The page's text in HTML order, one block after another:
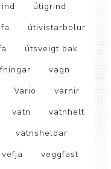
útigrind
útivistarbolur
útsveigt bak
vagn
Vario
varnir
vatn
vatnhelt
vatnsheldar
vefja
veggfast